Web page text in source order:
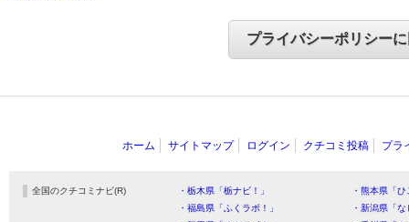
ホーム サイトマップ ログイン クチコミ投稿 プラ
全国のクチコミナビ(R) ・栃木県「栃ナビ！」
・熊本県「
・福島県「ふくラボ！」
・新潟県「